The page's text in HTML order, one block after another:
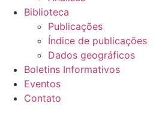
Biblioteca
Publicações
Índice de publicações
Dados geográficos
Boletins Informativos
Eventos
Contato